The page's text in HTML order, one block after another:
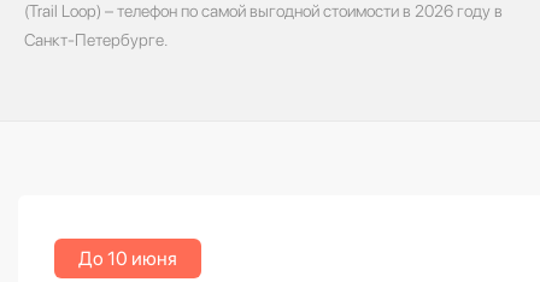
(Trail Loop) – телефон по самой выгодной стоимости в 2026 году в
Санкт-Петербурге.
До 10 июня